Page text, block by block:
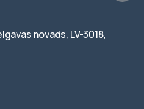
novads, LV-3018,